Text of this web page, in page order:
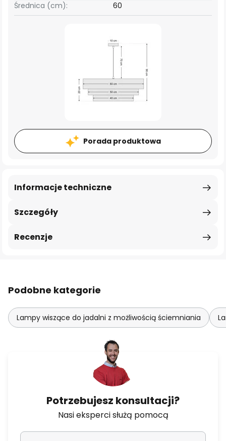
Średnica (cm):
60
Porada produktowa
Szczegóły
Informacje techniczne
Recenzje
Podobne kategorie
Lampy wiszące do jadalni z możliwością ściemniania
Potrzebujesz konsultacji?
Nasi eksperci służą pomocą